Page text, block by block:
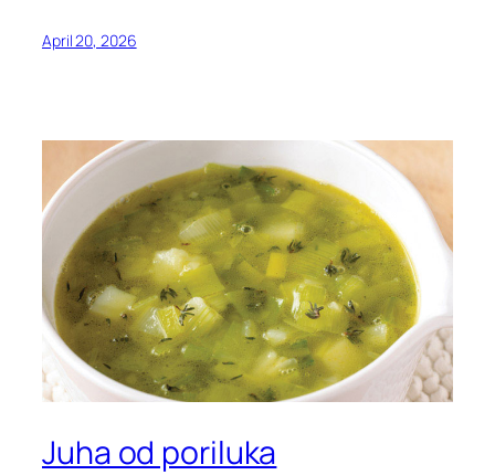
April 20, 2026
Juha od poriluka